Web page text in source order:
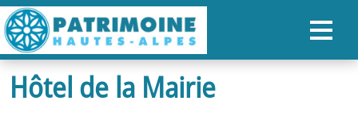
ACCUEIL
Hôtel de la Mairie